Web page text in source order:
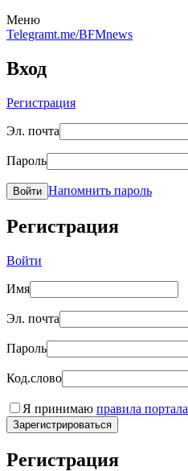
Меню
Telegramt.me/BFMnews
Вход
Регистрация
Эл. почта
Пароль
Войти Напомнить пароль
Регистрация
Войти
Имя
Эл. почта
Пароль
Код.слово
Я принимаю правила портала
Зарегистрироваться
Регистрация